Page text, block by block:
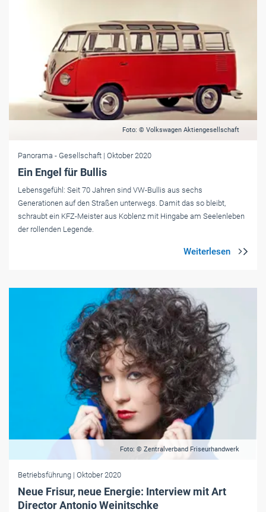
Foto: © Volkswagen Aktiengesellschaft
Panorama - Gesellschaft | Oktober 2020
Ein Engel für Bullis
Lebensgefühl: Seit 70 Jahren sind VW-Bullis aus sechs
Generationen auf den Straßen unterwegs. Damit das so bleibt,
schraubt ein KFZ-Meister aus Koblenz mit Hingabe am Seelenleben
der rollenden Legende.
Foto: © Zentralverband Friseurhandwerk
Betriebsführung | Oktober 2020
Neue Frisur, neue Energie: Interview mit Art
Director Antonio Weinitschke